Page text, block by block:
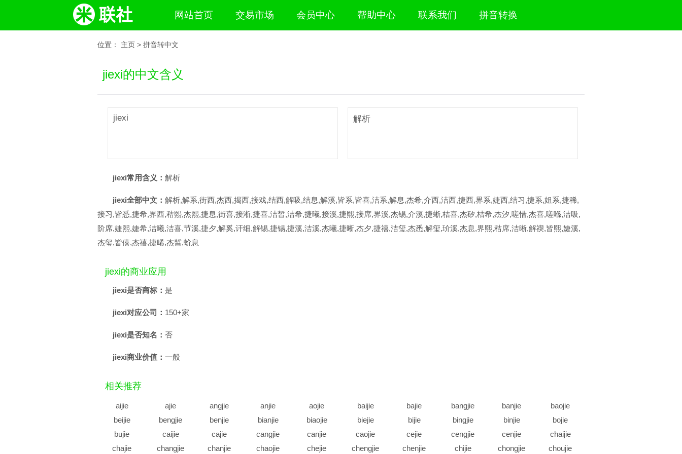
网站首页 交易市场 会员中心 帮助中心 联系我们 拼音转换
位置： 主页 > 拼音转中文
jiexi的中文含义
jiexi 解析
jiexi常用含义： 解析
jiexi全部中文： 解析,解系,街西,杰西,揭西,接戏,结西,解吸,结息,解溪,皆系,皆喜,洁系,解息,杰希,介西,洁西,捷西,界系,婕西,结习,捷系,姐系,捷稀,
接习,皆悉,捷希,界西,秸熙,杰熙,捷息,街喜,接淅,捷喜,洁皙,洁希,捷曦,接溪,捷熙,接席,界溪,杰锡,介溪,捷蜥,桔喜,杰矽,桔希,杰汐,嗟惜,杰喜,嗟喺,洁吸,
阶席,婕熙,婕希,洁曦,洁喜,节溪,捷夕,解奚,讦细,解锡,捷锡,捷溪,洁溪,杰曦,捷晰,杰夕,捷禧,洁玺,杰悉,解玺,玠溪,杰息,界熙,秸席,洁晰,解禊,皆熙,婕溪,
杰玺,皆僖,杰禧,捷晞,杰皙,蚧息
jiexi的商业应用
jiexi是否商标： 是
jiexi对应公司： 150+家
jiexi是否知名： 否
jiexi商业价值： 一般
相关推荐
aijie ajie angjie anjie aojie baijie bajie bangjie banjie
baojie
beijie
bengjie benjie bianjie biaojie biejie bijie bingjie binjie
bojie
bujie
caijie cajie cangjie canjie caojie cejie cengjie cenjie
chaijie
chajie
changjie chanjie chaojie chejie chengjie chenjie chijie chongjie choujie